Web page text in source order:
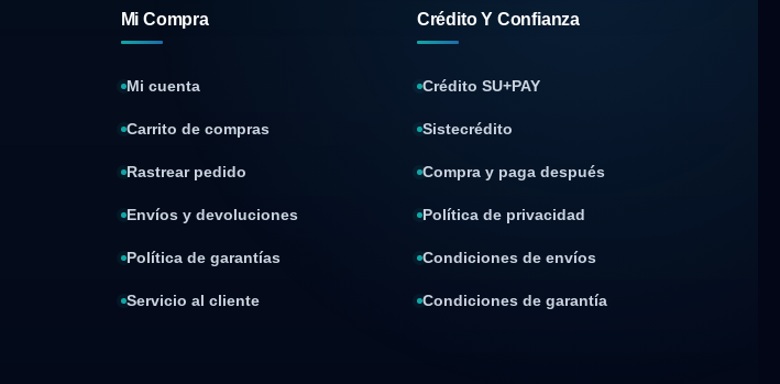
Mi Compra
Mi cuenta
Carrito de compras
Rastrear pedido
Envíos y devoluciones
Política de garantías
Servicio al cliente
Crédito Y Confianza
Crédito SU+PAY
Sistecrédito
Compra y paga después
Política de privacidad
Condiciones de envíos
Condiciones de garantía